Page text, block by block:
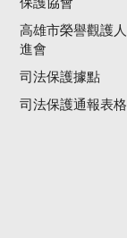
保護協會
高雄市榮譽觀護
進會
司法保護據點
司法保護通報表格